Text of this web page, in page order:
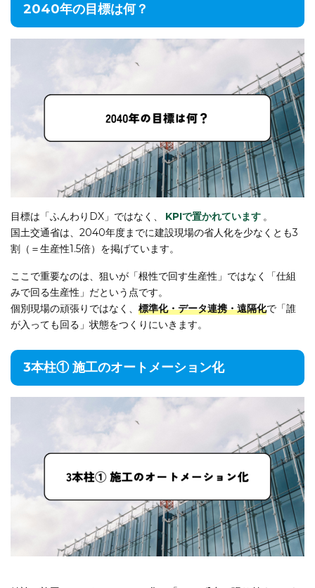
2040年の目標は何？
目標は「ふんわりDX」ではなく、 KPIで置かれています 。
国土交通省は、2040年度までに建設現場の省人化を少なくとも3
割（＝生産性1.5倍）を掲げています。
ここで重要なのは、狙いが「根性で回す生産性」ではなく「仕組
みで回る生産性」だという点です。
個別現場の頑張りではなく、 標準化・データ連携・遠隔化で「誰
が入っても回る」状態をつくりにいきます。
3本柱① 施工のオートメーション化